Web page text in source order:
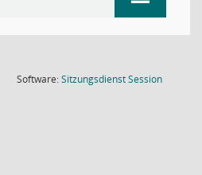
Software:SitzungsdienstSession(Wird in